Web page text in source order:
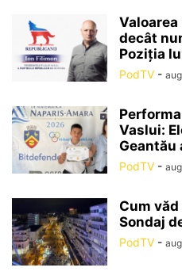
decât
Poziția
PodTV -
Vaslui:
Geantău
PodTV -
Cum
Sondaj
PodTV -